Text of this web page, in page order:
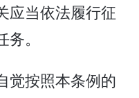
应当依法履行征
。
觉按照本条例的